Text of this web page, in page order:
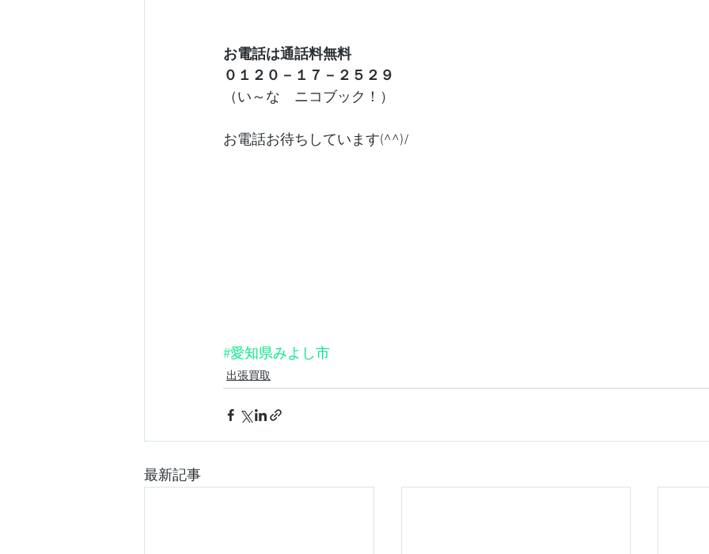
お電話は通話料無料
０１２０－１７－２５２９
（い～な　ニコブック！）
お電話お待ちしています(^^)/
#愛知県みよし市
出張買取
最新記事